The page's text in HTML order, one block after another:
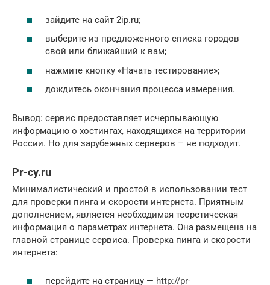
зайдите на сайт 2ip.ru;
выберите из предложенного списка городов
свой или ближайший к вам;
нажмите кнопку «Начать тестирование»;
дождитесь окончания процесса измерения.
Вывод: сервис предоставляет исчерпывающую
информацию о хостингах, находящихся на территории
России. Но для зарубежных серверов – не подходит.
Pr-cy.ru
Минималистический и простой в использовании тест
для проверки пинга и скорости интернета. Приятным
дополнением, является необходимая теоретическая
информация о параметрах интернета. Она размещена на
главной странице сервиса. Проверка пинга и скорости
интернета:
перейдите на страницу — http://pr-